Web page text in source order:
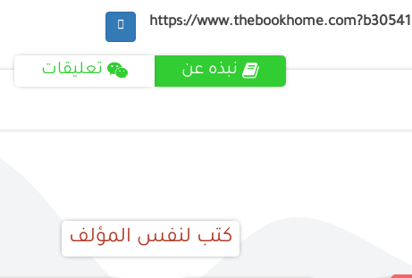
https://www.thebookhome.com?b30541
نبذه عن تعليقات
كتب لنفس المؤلف